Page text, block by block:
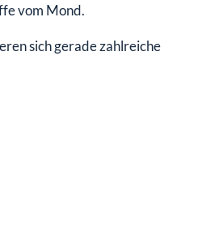
vom Mond.
sich gerade zahlreiche